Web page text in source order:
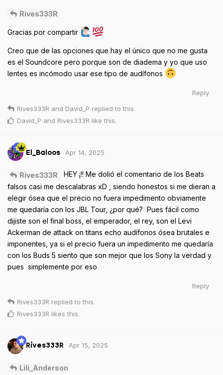
Rives333R
Gracias por compartir
Creo que de las opciones que hay el único que no me gusta
es el Soundcore pero porque son de diadema y yo que uso
lentes es incómodo usar ese tipo de audífonos
Reply
Rives333R and David_P replied to this.
David_P and Rives333R like this.
El_Baloos Apr 14, 2025
Rives333R
HEY ¡!! Me dolió el comentario de los Beats
falsos casi me descalabras xD , siendo honestos si me dieran a
elegir ósea que el precio no fuera impedimento obviamente
me quedaría con los JBL Tour, ¿por qué? Pues fácil como
dijiste son el final boss, el emperador, el rey, son el Levi
Ackerman de attack on titans echo audífonos ósea brutales e
imponentes, ya si el precio fuera un impedimento me quedaría
con los Buds 5 siento que son mejor que los Sony la verdad y
pues simplemente por eso
Reply
Rives333R replied to this.
Rives333R likes this.
Rives333R Apr 15, 2025
Lili_Anderson